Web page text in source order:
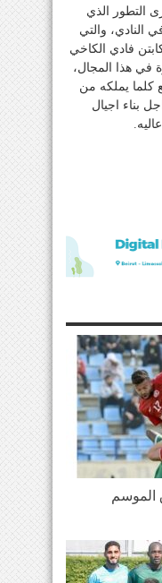
التطور الذي
النادي، والتي
فادي الكاخي
في هذا المجال،
كلما يملكه من
بناء اجيال
الموسم